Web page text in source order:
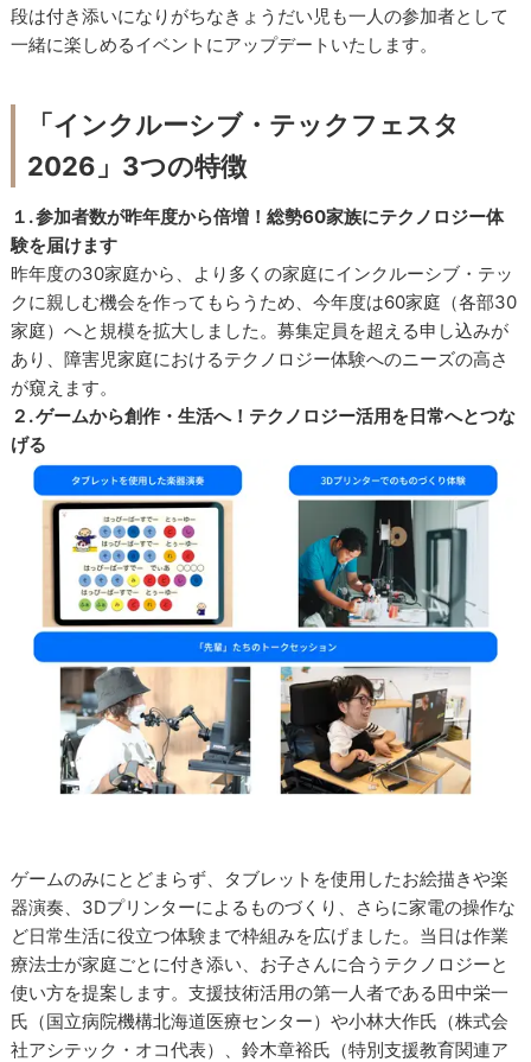
段は付き添いになりがちなきょうだい児も一人の参加者として
一緒に楽しめるイベントにアップデートいたします。
「インクルーシブ・テックフェスタ
2026」3つの特徴
１. 参加者数が昨年度から倍増！総勢60家族にテクノロジー体
験を届けます
昨年度の30家庭から、より多くの家庭にインクルーシブ・テッ
クに親しむ機会を作ってもらうため、今年度は60家庭（各部30
家庭）へと規模を拡大しました。募集定員を超える申し込みが
あり、障害児家庭におけるテクノロジー体験へのニーズの高さ
が窺えます。
２. ゲームから創作・生活へ！テクノロジー活用を日常へとつな
げる
ゲームのみにとどまらず、タブレットを使用したお絵描きや楽
器演奏、3Dプリンターによるものづくり、さらに家電の操作な
ど日常生活に役立つ体験まで枠組みを広げました。当日は作業
療法士が家庭ごとに付き添い、お子さんに合うテクノロジーと
使い方を提案します。支援技術活用の第一人者である田中栄一
氏（国立病院機構北海道医療センター）や小林大作氏（株式会
社アシテック・オコ代表）、鈴木章裕氏（特別支援教育関連ア